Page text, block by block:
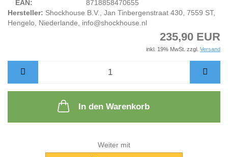
EAN:
8718858470655
Hersteller: Shockhouse B.V., Jan Tinbergenstraat 430, 7559 ST,
Hengelo, Niederlande, info@shockhouse.nl
235,90 EUR
inkl. 19% MwSt. zzgl. Versand
In den Warenkorb
Weiter mit